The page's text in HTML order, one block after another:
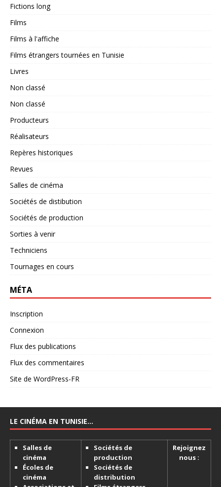
Fictions long
Films
Films à l'affiche
Films étrangers tournées en Tunisie
Livres
Non classé
Non classé
Producteurs
Réalisateurs
Repères historiques
Revues
Salles de cinéma
Sociétés de distibution
Sociétés de production
Sorties à venir
Techniciens
Tournages en cours
MÉTA
Inscription
Connexion
Flux des publications
Flux des commentaires
Site de WordPress-FR
LE CINÉMA EN TUNISIE…
Salles de
cinéma
Écoles de
cinéma
Sociétés de
production
Sociétés de
distribution
Rejoignez
nous :